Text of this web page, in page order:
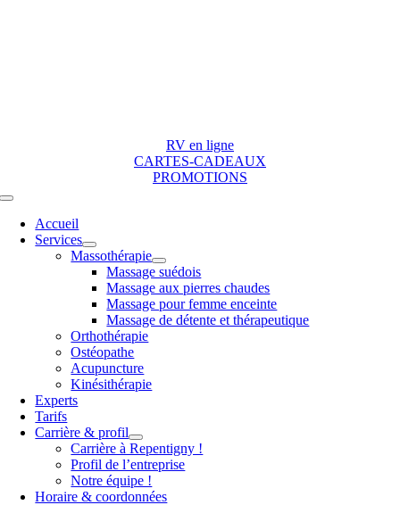
RV en ligne
CARTES-CADEAUX
PROMOTIONS
Toggle
NavigationAccueil
Services
Massothérapie
Massage suédois
Massage aux pierres chaudes
Massage pour femme enceinte
Massage de détente et thérapeutique
Orthothérapie
Ostéopathe
Acupuncture
Kinésithérapie
Experts
Tarifs
Carrière & profil
Carrière à Repentigny !
Profil de l’entreprise
Notre équipe !
Horaire & coordonnées